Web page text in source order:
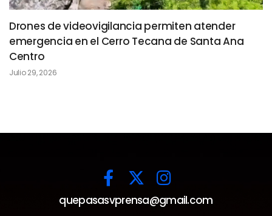
Drones de videovigilancia permiten atender
emergencia en el Cerro Tecana de Santa Ana
Centro
Julio 29, 2026
quepasasvprensa@gmail.com